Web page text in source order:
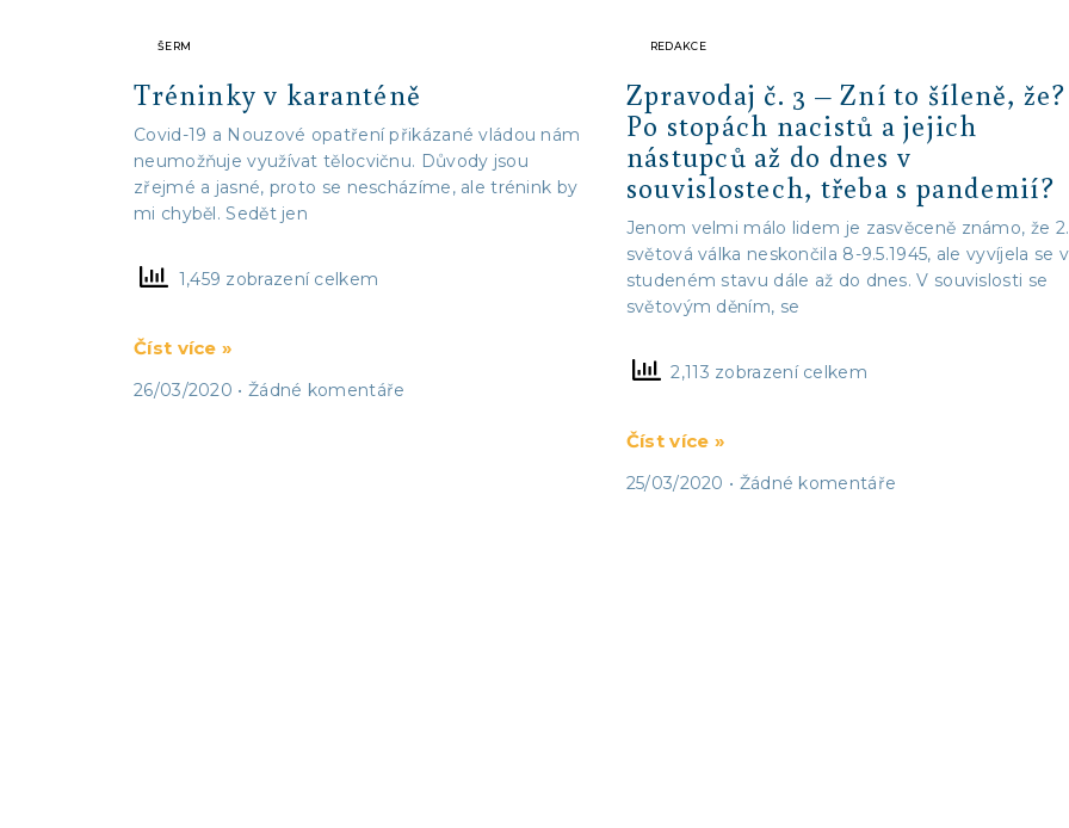
ŠERM
Tréninky v karanténě
Covid-19 a Nouzové opatření přikázané vládou nám
neumožňuje využívat tělocvičnu. Důvody jsou
zřejmé a jasné, proto se nescházíme, ale trénink by
mi chyběl. Sedět jen
1,459 zobrazení celkem
Číst více »
26/03/2020 Žádné komentáře
REDAKCE
Zpravodaj č. 3 – Zní to šíleně, že?
Po stopách nacistů a jejich
nástupců až do dnes v
souvislostech, třeba s pandemií?
Jenom velmi málo lidem je zasvěceně známo, že 2.
světová válka neskončila 8-9.5.1945, ale vyvíjela se
studeném stavu dále až do dnes. V souvislosti se
světovým děním, se
2,113 zobrazení celkem
Číst více »
25/03/2020 Žádné komentáře